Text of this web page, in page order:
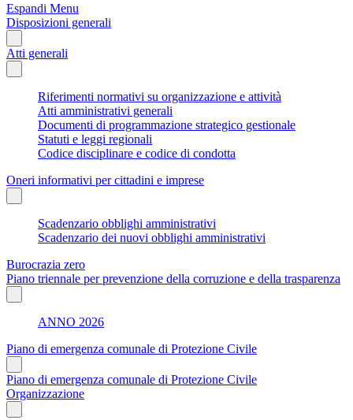
Espandi Menu
Disposizioni generali
Atti generali
Riferimenti normativi su organizzazione e attività
Atti amministrativi generali
Documenti di programmazione strategico gestionale
Statuti e leggi regionali
Codice disciplinare e codice di condotta
Oneri informativi per cittadini e imprese
Scadenzario obblighi amministrativi
Scadenzario dei nuovi obblighi amministrativi
Burocrazia zero
Piano triennale per prevenzione della corruzione e della trasparenza
ANNO 2026
Piano di emergenza comunale di Protezione Civile
Piano di emergenza comunale di Protezione Civile
Organizzazione